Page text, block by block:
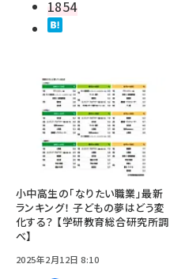
1854
小中高生の「なりたい職業」最新
ランキング！ 子どもの夢はどう変
化する？ 【学研教育総合研究所調
べ】
2025年2月12日 8:10